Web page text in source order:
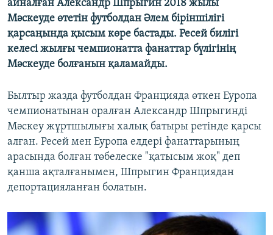
айналған Александр Шпрыгин 2018 жылы
Мәскеуде өтетін футболдан Әлем біріншілігі
қарсаңында қысым көре бастады. Ресей билігі
келесі жылғы чемпионатта фанаттар бүлігінің
Мәскеуде болғанын қаламайды.
Былтыр жазда футболдан Францияда өткен Еуропа
чемпионатынан оралған Александр Шпрыгинді
Мәскеу жұртшылығы халық батыры ретінде қарсы
алған. Ресей мен Еуропа елдері фанаттарының
арасында болған төбелеске "қатысым жоқ" деп
қанша ақталғанымен, Шпрыгин Франциядан
депортацияланған болатын.